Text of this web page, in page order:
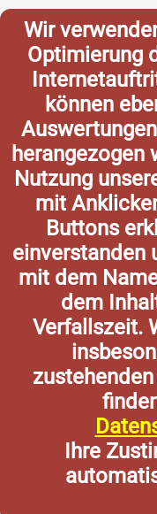
Wir
Optimierung
können
herangezogen
Nutzung
mit
Buttons
einverstanden
mit dem
dem
Verfallszeit.
Ihre